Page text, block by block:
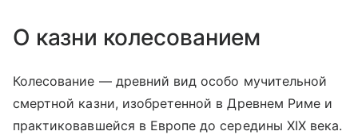
О казни колесованием
Колесование — древний вид особо мучительной
смертной казни, изобретенной в Древнем Риме и
практиковавшейся в Европе до середины XIX века.